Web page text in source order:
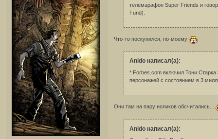
телемарафон Super Friends и
Fund).
Что-то поскупился, по-моему
Anido написал(а):
* Forbes.com включил Тони
персонажей с состоянием в 3
Они там на пару ноликов обсчитались...
Anido написал(а):